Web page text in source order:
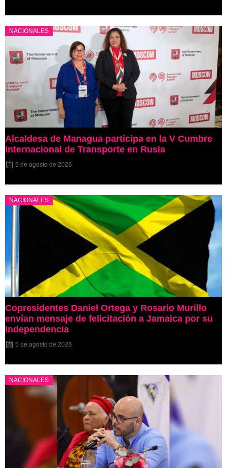
NACIONALES
Alcaldesa de Managua participa en la V Cumbre
Internacional de Transporte en Rusia
5 de agosto de 2026
NACIONALES
Copresidentes Daniel Ortega y Rosario Murillo
envían mensaje de felicitación a Jamaica por su
Independencia
5 de agosto de 2026
NACIONALES